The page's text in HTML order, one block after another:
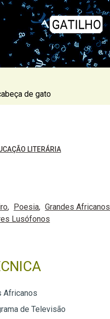
de gato
LITERÁRIA
Poesia
Grandes Africanos
Lusófonos
Africanos
de Televisão